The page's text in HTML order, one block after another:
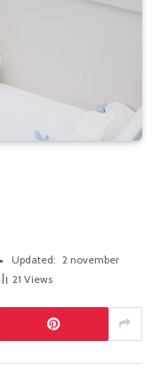
Updated: 2 november
21 Views